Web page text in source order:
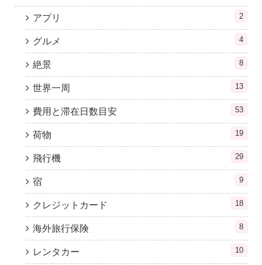
アプリ 2
グルメ 4
絶景 8
世界一周 13
費用と滞在日数目安 53
荷物 19
飛行機 29
宿 9
クレジットカード 18
海外旅行保険 8
レンタカー 10